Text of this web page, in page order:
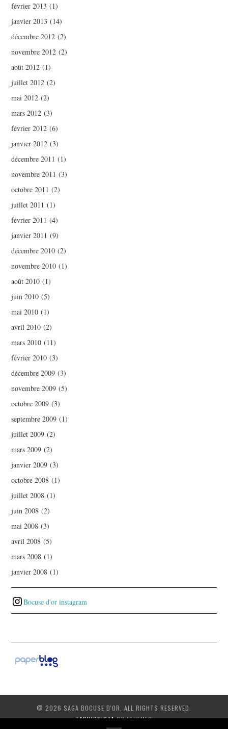
février 2013 (1)
janvier 2013 (14)
décembre 2012 (2)
novembre 2012 (2)
août 2012 (1)
juillet 2012 (2)
mai 2012 (2)
mars 2012 (3)
février 2012 (6)
janvier 2012 (3)
décembre 2011 (1)
novembre 2011 (3)
octobre 2011 (2)
juillet 2011 (1)
février 2011 (4)
janvier 2011 (9)
décembre 2010 (2)
novembre 2010 (1)
août 2010 (1)
juin 2010 (5)
mai 2010 (1)
avril 2010 (2)
mars 2010 (11)
février 2010 (3)
décembre 2009 (3)
novembre 2009 (5)
octobre 2009 (3)
septembre 2009 (1)
juillet 2009 (2)
mars 2009 (2)
janvier 2009 (3)
octobre 2008 (1)
juillet 2008 (1)
juin 2008 (2)
mai 2008 (3)
avril 2008 (5)
mars 2008 (1)
janvier 2008 (1)
Bocuse d'or instagram
© 2026 SAGA BOCUSE D'OR. ALL RIGHTS RESERVED.
FASHIONISTABY ATHEMES